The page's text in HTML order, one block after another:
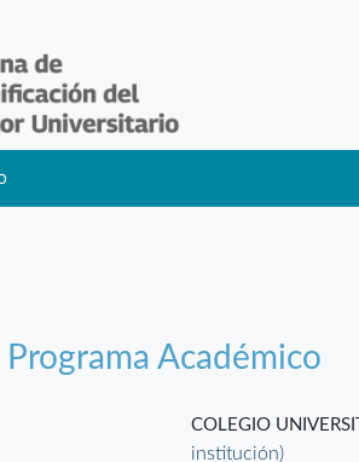
Programa Académico
COLEGIO
institución)